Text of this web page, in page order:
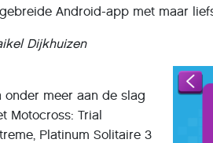
Android-app met maar
Dijkhuizen
onder meer aan de slag
Motocross: Trial
Platinum Solitaire 3